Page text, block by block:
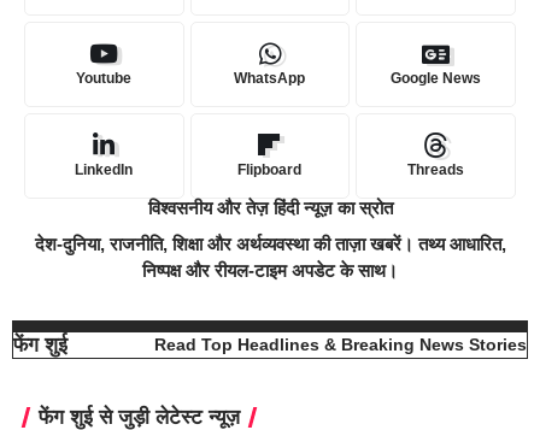
Youtube WhatsApp Google News
LinkedIn Flipboard Threads
विश्वसनीय और तेज़ हिंदी न्यूज़ का स्रोत
देश-दुनिया, राजनीति, शिक्षा और अर्थव्यवस्था की ताज़ा खबरें। तथ्य आधारित,
निष्पक्ष और रीयल-टाइम अपडेट के साथ।
फेंग शुई Read Top Headlines & Breaking News Stories
फेंग शुई से जुड़ी लेटेस्ट न्यूज़